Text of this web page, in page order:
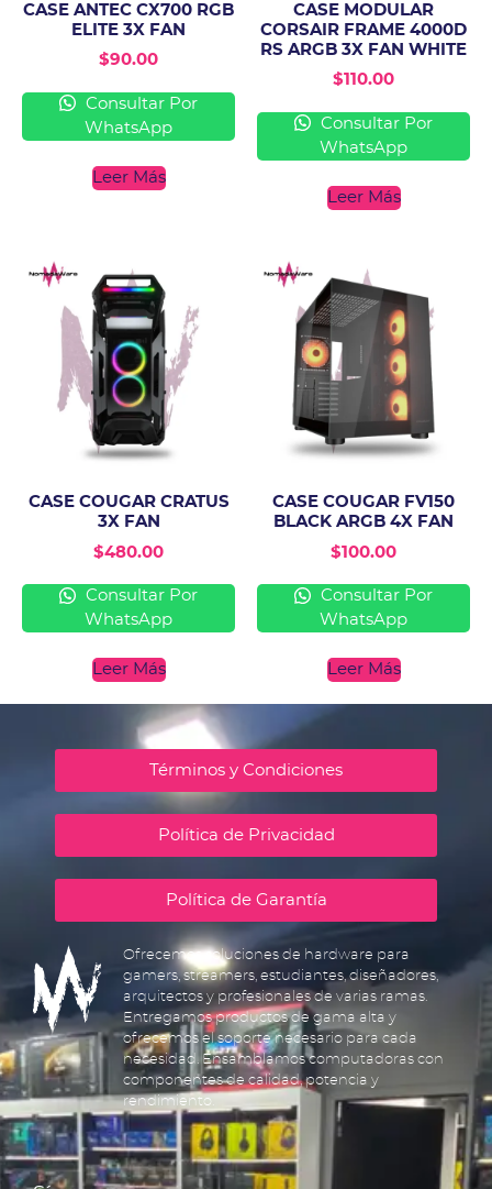
CASE ANTEC CX700 RGB
ELITE 3X FAN
$90.00
Consultar Por
WhatsApp
Leer Más
CASE MODULAR
CORSAIR FRAME 4000D
RS ARGB 3X FAN WHITE
$110.00
Consultar Por
WhatsApp
Leer Más
CASE COUGAR CRATUS
3X FAN
$480.00
Consultar Por
WhatsApp
Leer Más
CASE COUGAR FV150
BLACK ARGB 4X FAN
$100.00
Consultar Por
WhatsApp
Leer Más
Términos y Condiciones
Política de Privacidad
Política de Garantía
Ofrecemos soluciones de hardware para
gamers, streamers, estudiantes, diseñadores,
arquitectos y profesionales de varias ramas.
Entregamos productos de gama alta y
ofrecemos el soporte necesario para cada
necesidad. Ensamblamos computadoras con
componentes de calidad, potencia y
rendimiento.